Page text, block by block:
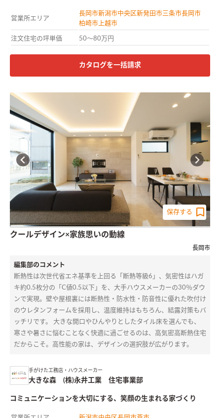
営業所エリア
長岡市新潟市中央区新発田市三条市長岡市
柏崎市 上越市
注文住宅の坪単価 50〜80万円
カタログを一括請求
保存する
クールデザイン×家族思いの動線
長岡市
編集部のコメント
断熱性は次世代省エネ基準を上回る「断熱等級6」、気密性はハガ
キ約0.5枚分の「C値0.5以下」を、大手ハウスメーカーの30％ダウ
ンで実現。壁や屋根裏には断熱性・防水性・防音性に優れた吹付け
のウレタンフォームを採用し、温度維持はもちろん、結露対策もバ
ッチリです。 大きな開口やひんやりとしたタイル床を選んでも、
寒さや暑さに悩むことなく快適に過ごせるのは、高気密高断熱住宅
だからこそ。高性能の家は、デザインの選択肢が広がります。
手がけた工務店・ハウスメーカー
大きな森 (株)永井工業 住宅事業部
コミュニケーションを大切にする、笑顔の生まれる家づくり